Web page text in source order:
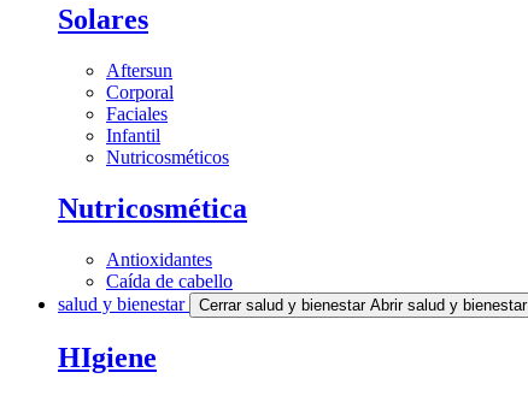
Solares
Aftersun
Corporal
Faciales
Infantil
Nutricosméticos
Nutricosmética
Antioxidantes
Caída de cabello
salud y bienestar
Cerrar salud y bienestar Abrir salud y bienestar
HIgiene